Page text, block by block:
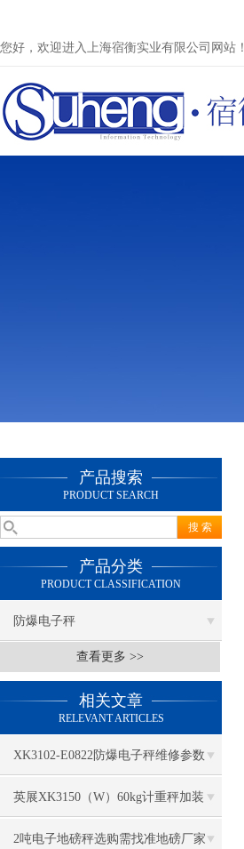
您好，欢迎进入上海宿衡实业有限公司网站！
产品搜索
PRODUCT SEARCH
产品分类
PRODUCT CLASSIFICATION
防爆电子秤
查看更多 >>
相关文章
RELEVANT ARTICLES
XK3102-E0822防爆电子秤维修参数
英展XK3150（W）60kg计重秤加装
RS232卡连接电脑
2吨电子地磅秤选购需找准地磅厂家